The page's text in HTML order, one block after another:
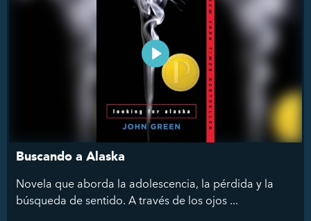
Buscando a Alaska
Novela que aborda la adolescencia, la pérdida y la
búsqueda de sentido. A través de los ojos ...